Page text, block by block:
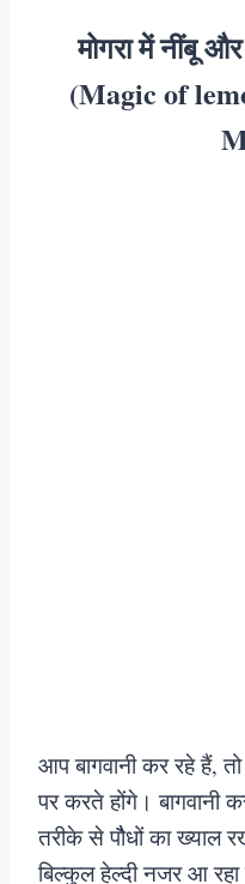
मोगरा में नींबू
(Magic of
आप बागवानी कर रहे हैं,
पर करते होंगे। बागवानी
तरीके से पौैधों का ख्याल
बिल्कुल हेल्दी नजर आ